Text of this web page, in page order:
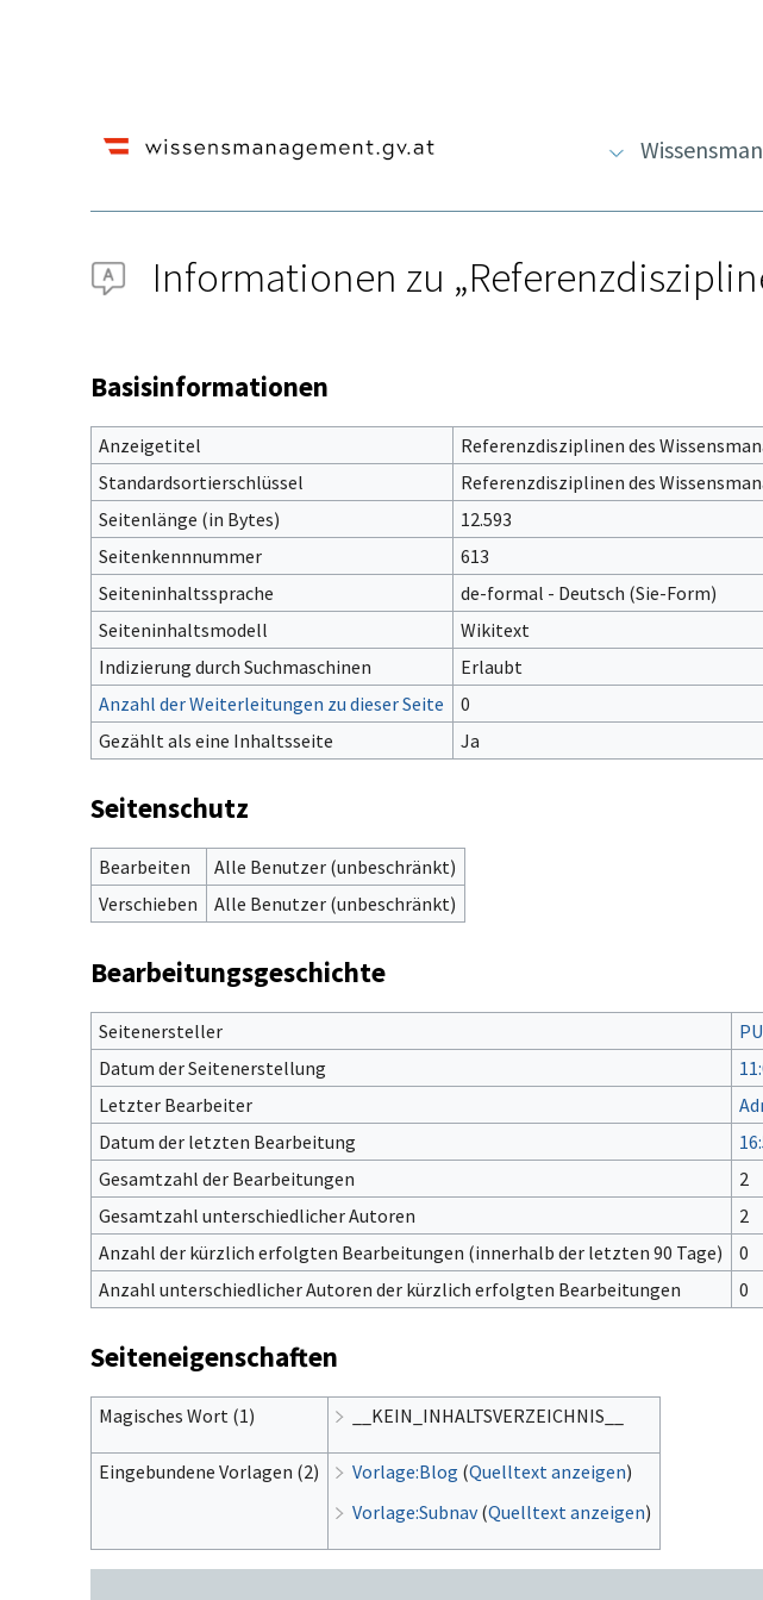
Informationen zu
Wechseln zu: Navigation
Basisinformationen
Anzeigetitel
Referenzdisziplinen des
Standardsortierschlüssel
Referenzdisziplinen des
Seitenlänge (in Bytes)
12.593
Seitenkennnummer
613
Seiteninhaltssprache
de-formal - Deutsch (Sie-Form)‎
Seiteninhaltsmodell
Wikitext
Indizierung durch Suchmaschinen
Erlaubt
Anzahl der Weiterleitungen zu dieser Seite
0
Gezählt als eine Inhaltsseite
Ja
Seitenschutz
Bearbeiten
Alle Benutzer (unbeschränkt)
Verschieben
Alle Benutzer (unbeschränkt)
Bearbeitungsgeschichte
Seitenersteller
Datum der Seitenerstellung
Letzter Bearbeiter
Datum der letzten Bearbeitung
Gesamtzahl der Bearbeitungen
2
Gesamtzahl unterschiedlicher Autoren
2
Anzahl der kürzlich erfolgten Bearbeitungen (innerhalb der letzten 90 Tage)
0
Anzahl unterschiedlicher Autoren der kürzlich erfolgten Bearbeitungen
0
Seiteneigenschaften
Magisches Wort (1) __KEIN_INHALTSVERZEICHNIS__
Eingebundene Vorlagen (2) Vorlage:Blog (Quelltext anzeigen)
Vorlage:Subnav(Quelltext anzeigen)